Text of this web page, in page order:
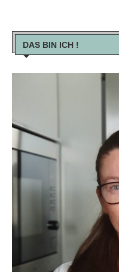
DAS BIN ICH !